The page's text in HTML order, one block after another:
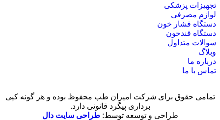
تجهیزات پزشکی
لوازم مصرفی
دستگاه فشار خون
دستگاه قندخون
سوالات متداول
وبلاگ
درباره ما
تماس با ما
تمامی حقوق برای شرکت امیران طب محفوظ بوده و هر گونه کپی
برداری پیگرد قانونی دارد.
طراحی و توسعه توسط:طراحی سایت دال